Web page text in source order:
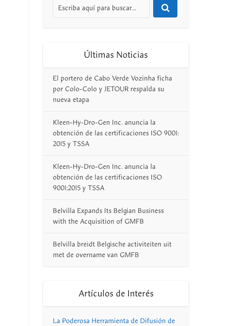
Últimas Noticias
El portero de Cabo Verde Vozinha ficha
por Colo-Colo y JETOUR respalda su
nueva etapa
Kleen-Hy-Dro-Gen Inc. anuncia la
obtención de las certificaciones ISO 9001:
2015 y TSSA
Kleen-Hy-Dro-Gen Inc. anuncia la
obtención de las certificaciones ISO
9001:2015 y TSSA
Belvilla Expands Its Belgian Business
with the Acquisition of GMFB
Belvilla breidt Belgische activiteiten uit
met de overname van GMFB
Artículos de Interés
La Poderosa Herramienta de Difusión de